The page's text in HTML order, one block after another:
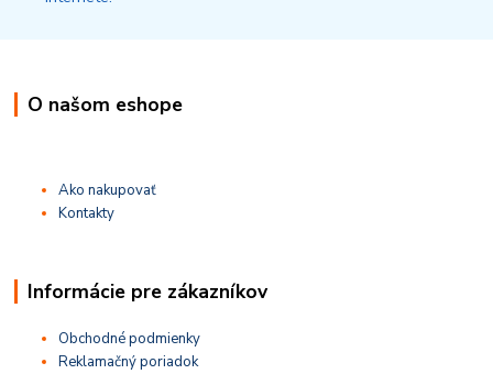
O našom eshope
Ako nakupovať
Kontakty
Informácie pre zákazníkov
Obchodné podmienky
Reklamačný poriadok